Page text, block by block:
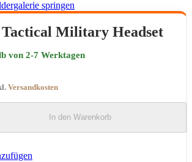
springen
Military Headset
von 2-7 Werktagen
Versandkosten
In den Warenkorb